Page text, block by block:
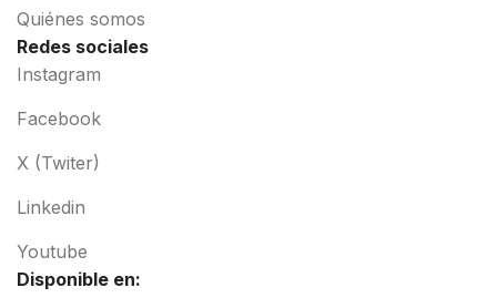
Quiénes somos
Redes sociales
Instagram
Facebook
X (Twiter)
Linkedin
Youtube
Disponible en: